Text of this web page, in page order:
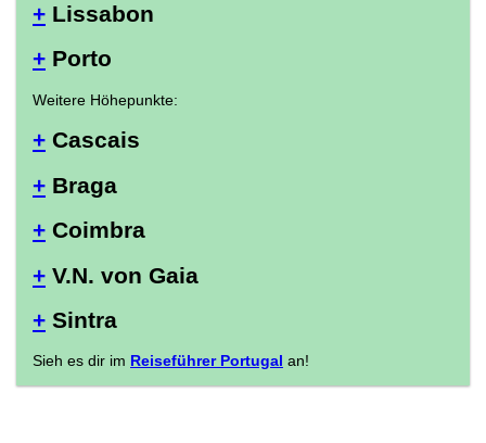
+ Lissabon
+ Porto
Weitere Höhepunkte:
+ Cascais
+ Braga
+ Coimbra
+ V.N. von Gaia
+ Sintra
Sieh es dir im Reiseführer Portugal an!